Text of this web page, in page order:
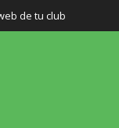
de tu club